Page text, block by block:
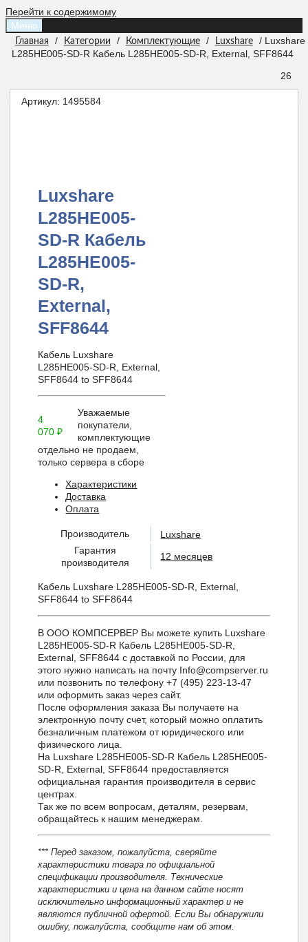
Перейти к содержимому
Меню
Главная / Категории / Комплектующие / Luxshare
/ Luxshare
L285HE005-SD-R Кабель L285HE005-SD-R, External, SFF8644
26
Артикул: 1495584
Luxshare
L285HE005-
SD-R Кабель
L285HE005-
SD-R,
External,
SFF8644
Кабель Luxshare
L285HE005-SD-R, External,
SFF8644 to SFF8644
4
070₽
Уважаемые
покупатели,
комплектующие
отдельно не продаем,
только сервера в сборе
Характеристики
Доставка
Оплата
Производитель
Luxshare
Гарантия
производителя
12 месяцев
Кабель Luxshare L285HE005-SD-R, External,
SFF8644 to SFF8644
В ООО КОМПСЕРВЕР Вы можете купить Luxshare
L285HE005-SD-R Кабель L285HE005-SD-R,
External, SFF8644 с доставкой по России, для
этого нужно написать на почту Info@compserver.ru
или позвонить по телефону +7 (495) 223-13-47
или оформить заказ через сайт.
После оформления заказа Вы получаете на
электронную почту счет, который можно оплатить
безналичным платежом от юридического или
физического лица.
На Luxshare L285HE005-SD-R Кабель L285HE005-
SD-R, External, SFF8644 предоставляется
официальная гарантия производителя в сервис
центрах.
Так же по всем вопросам, деталям, резервам,
обращайтесь к нашим менеджерам.
*** Перед заказом, пожалуйста, сверяйте
характеристики товара по официальной
спецификации производителя. Технические
характеристики и цена на данном сайте носят
исключительно информационный характер и не
являются публичной офертой. Если Вы обнаружили
ошибку, пожалуйста, сообщите нам об этом.